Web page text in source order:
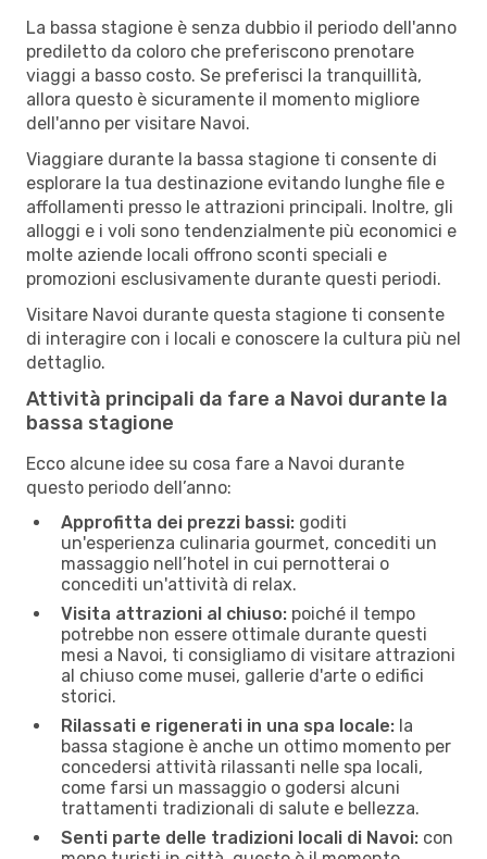
La bassa stagione è senza dubbio il periodo dell'anno
prediletto da coloro che preferiscono prenotare
viaggi a basso costo. Se preferisci la tranquillità,
allora questo è sicuramente il momento migliore
dell'anno per visitare Navoi.
Viaggiare durante la bassa stagione ti consente di
esplorare la tua destinazione evitando lunghe file e
affollamenti presso le attrazioni principali. Inoltre, gli
alloggi e i voli sono tendenzialmente più economici e
molte aziende locali offrono sconti speciali e
promozioni esclusivamente durante questi periodi.
Visitare Navoi durante questa stagione ti consente
di interagire con i locali e conoscere la cultura più nel
dettaglio.
Attività principali da fare a Navoi durante la
bassa stagione
Ecco alcune idee su cosa fare a Navoi durante
questo periodo dell’anno:
Approfitta dei prezzi bassi: goditi
un'esperienza culinaria gourmet, concediti un
massaggio nell’hotel in cui pernotterai o
concediti un'attività di relax.
Visita attrazioni al chiuso: poiché il tempo
potrebbe non essere ottimale durante questi
mesi a Navoi, ti consigliamo di visitare attrazioni
al chiuso come musei, gallerie d'arte o edifici
storici.
Rilassati e rigenerati in una spa locale: la
bassa stagione è anche un ottimo momento per
concedersi attività rilassanti nelle spa locali,
come farsi un massaggio o godersi alcuni
trattamenti tradizionali di salute e bellezza.
Senti parte delle tradizioni locali di Navoi: con